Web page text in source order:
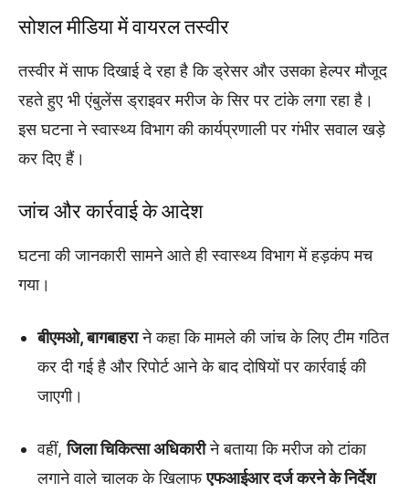
सोशल मीडिया में वायरल तस्वीर
तस्वीर में साफ दिखाई दे रहा है कि ड्रेसर और उसका हेल्पर मौजूद
रहते हुए भी एंबुलेंस ड्राइवर मरीज के सिर पर टांके लगा रहा है।
इस घटना ने स्वास्थ्य विभाग की कार्यप्रणाली पर गंभीर सवाल खड़े
कर दिए हैं।
जांच और कार्रवाई के आदेश
घटना की जानकारी सामने आते ही स्वास्थ्य विभाग में हड़कंप मच
गया।
बीएमओ, बागबाहराने कहा कि मामले की जांच के लिए टीम गठित
कर दी गई है और रिपोर्ट आने के बाद दोषियों पर कार्रवाई की
जाएगी।
वहीं,जिला चिकित्सा अधिकारीने बताया कि मरीज को टांका
लगाने वाले चालक के खिलाफएफआईआर दर्ज करने के निर्देश